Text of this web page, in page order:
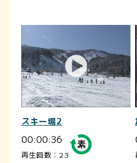
スキー場2
00:00:36
再生回数：23